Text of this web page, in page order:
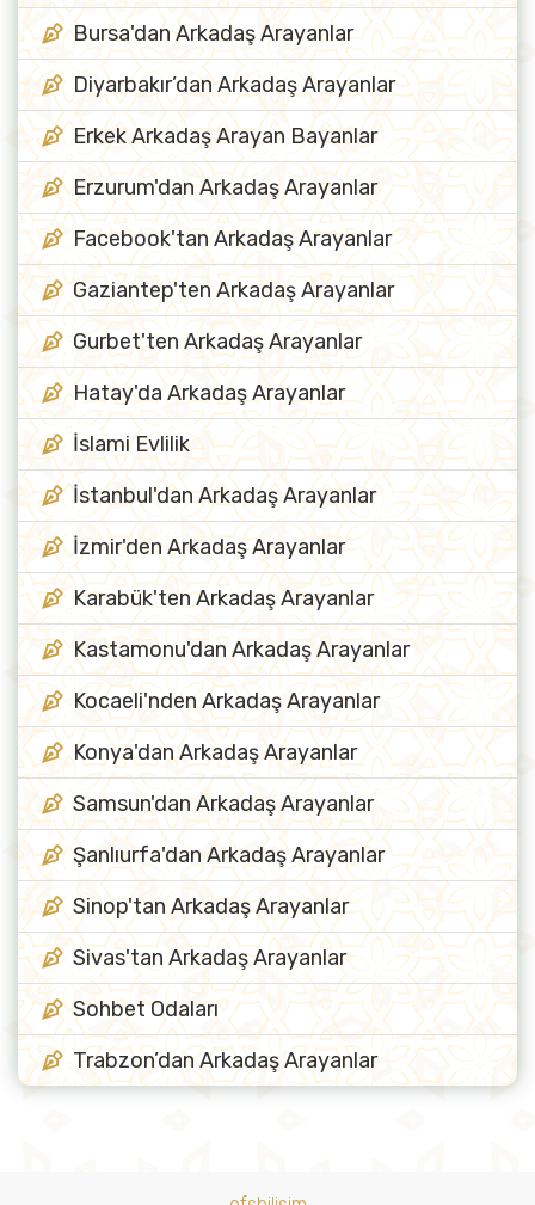
Bursa'dan Arkadaş Arayanlar
Diyarbakır’dan Arkadaş Arayanlar
Erkek Arkadaş Arayan Bayanlar
Erzurum'dan Arkadaş Arayanlar
Facebook'tan Arkadaş Arayanlar
Gaziantep'ten Arkadaş Arayanlar
Gurbet'ten Arkadaş Arayanlar
Hatay'da Arkadaş Arayanlar
İslami Evlilik
İstanbul'dan Arkadaş Arayanlar
İzmir'den Arkadaş Arayanlar
Karabük'ten Arkadaş Arayanlar
Kastamonu'dan Arkadaş Arayanlar
Kocaeli'nden Arkadaş Arayanlar
Konya'dan Arkadaş Arayanlar
Samsun'dan Arkadaş Arayanlar
Şanlıurfa'dan Arkadaş Arayanlar
Sinop'tan Arkadaş Arayanlar
Sivas'tan Arkadaş Arayanlar
Sohbet Odaları
Trabzon’dan Arkadaş Arayanlar